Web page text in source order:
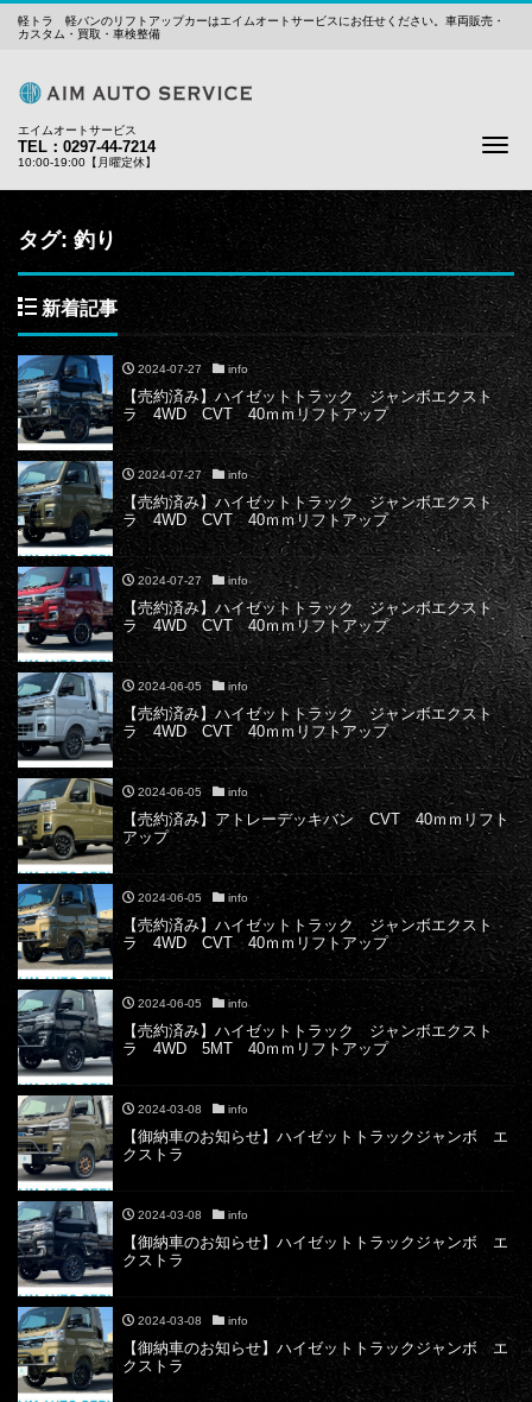
軽トラ 軽バンのリフトアップカーはエイムオートサービスにお任せください。車両販売・
カスタム・買取・車検整備
エイムオートサービス
TEL：0297-44-7214
10:00-19:00【月曜定休】
タグ: 釣り
新着記事
2024-07-27 info
【売約済み】ハイゼットトラック ジャンボエクスト
ラ 4WD CVT 40ｍｍリフトアップ
2024-07-27 info
【売約済み】ハイゼットトラック ジャンボエクスト
ラ 4WD CVT 40ｍｍリフトアップ
2024-07-27 info
【売約済み】ハイゼットトラック ジャンボエクスト
ラ 4WD CVT 40ｍｍリフトアップ
2024-06-05 info
【売約済み】ハイゼットトラック ジャンボエクスト
ラ 4WD CVT 40ｍｍリフトアップ
2024-06-05 info
【売約済み】アトレーデッキバン CVT 40ｍｍリフト
アップ
2024-06-05 info
【売約済み】ハイゼットトラック ジャンボエクスト
ラ 4WD CVT 40ｍｍリフトアップ
2024-06-05 info
【売約済み】ハイゼットトラック ジャンボエクスト
ラ 4WD 5MT 40ｍｍリフトアップ
2024-03-08 info
【御納車のお知らせ】ハイゼットトラックジャンボ エ
クストラ
2024-03-08 info
【御納車のお知らせ】ハイゼットトラックジャンボ エ
クストラ
2024-03-08 info
【御納車のお知らせ】ハイゼットトラックジャンボ エ
クストラ